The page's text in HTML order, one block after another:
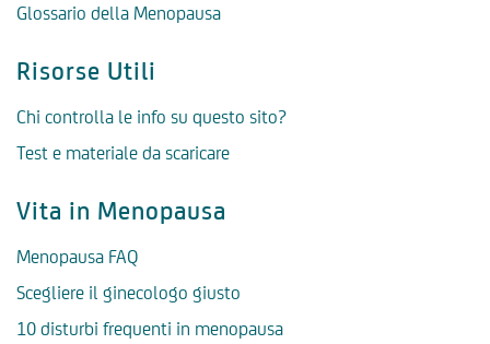
Glossario della Menopausa
Risorse Utili
Chi controlla le info su questo sito?
Test e materiale da scaricare
Vita in Menopausa
Menopausa FAQ
Scegliere il ginecologo giusto
10 disturbi frequenti in menopausa